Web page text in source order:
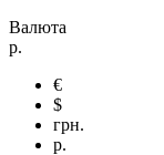
Валюта
р.
€
$
грн.
р.